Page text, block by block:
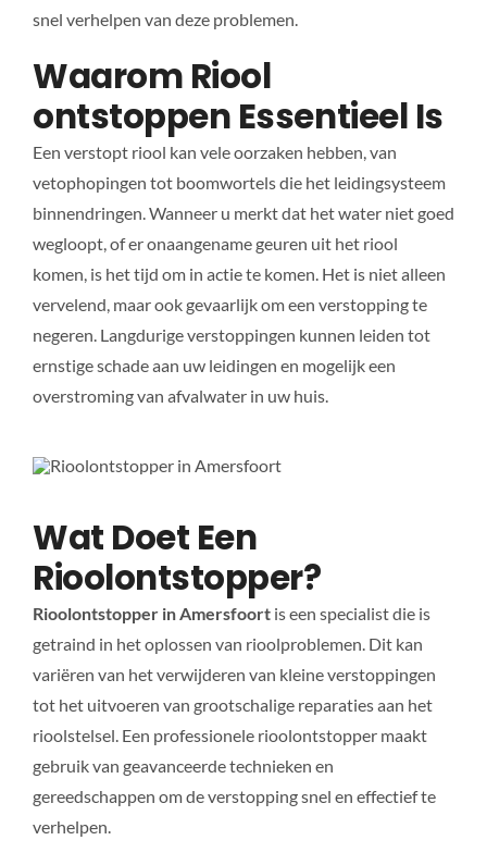
snel verhelpen van deze problemen.
Waarom Riool
ontstoppen Essentieel Is
Een verstopt riool kan vele oorzaken hebben, van
vetophopingen tot boomwortels die het leidingsysteem
binnendringen. Wanneer u merkt dat het water niet goed
wegloopt, of er onaangename geuren uit het riool
komen, is het tijd om in actie te komen. Het is niet alleen
vervelend, maar ook gevaarlijk om een verstopping te
negeren. Langdurige verstoppingen kunnen leiden tot
ernstige schade aan uw leidingen en mogelijk een
overstroming van afvalwater in uw huis.
Wat Doet Een
Rioolontstopper?
Rioolontstopper in Amersfoortis een specialist die is
getraind in het oplossen van rioolproblemen. Dit kan
variëren van het verwijderen van kleine verstoppingen
tot het uitvoeren van grootschalige reparaties aan het
rioolstelsel. Een professionele rioolontstopper maakt
gebruik van geavanceerde technieken en
gereedschappen om de verstopping snel en effectief te
verhelpen.